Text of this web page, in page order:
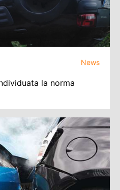
News
la norma